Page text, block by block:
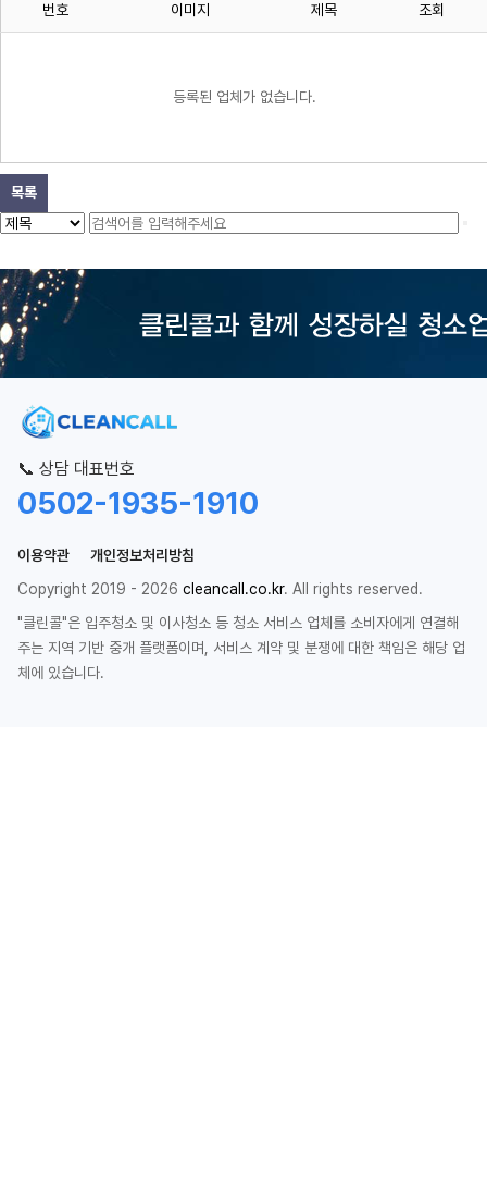
번호
이미지 제목 조회
등록된 업체가 없습니다.
목록
📞 상담 대표번호
0502-1935-1910
이용약관
개인정보처리방침
Copyright 2019 - 2026 cleancall.co.kr. All rights reserved.
"클린콜"은 입주청소 및 이사청소 등 청소 서비스 업체를 소비자에게 연결해
주는 지역 기반 중개 플랫폼이며, 서비스 계약 및 분쟁에 대한 책임은 해당 업
체에 있습니다.